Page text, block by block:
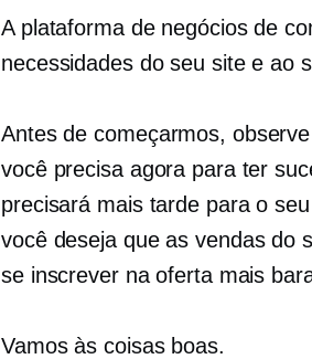
A plataforma de negócios de
necessidades do seu site e ao
Antes de começarmos,
você precisa agora para ter
precisará mais tarde para o
você deseja que as vendas do
se inscrever na oferta mais
Vamos às coisas boas.